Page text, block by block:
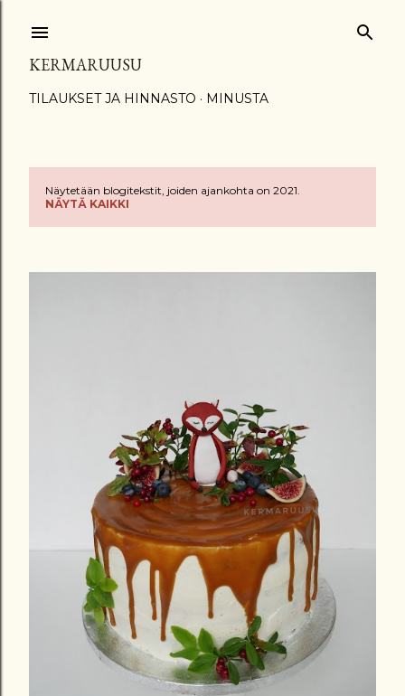
KERMARUUSU
TILAUKSET JA HINNASTO MINUSTA
T
k
Näytetään blogitekstit, joiden ajankohta on 2021.
NÄYTÄ KAIKKI